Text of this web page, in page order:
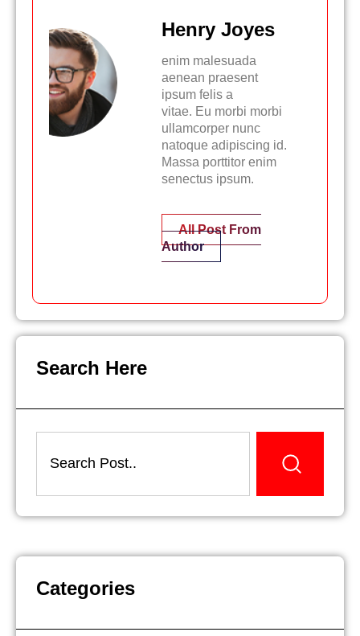
enim malesuada
aenean praesent
ipsum felis a
vitae. Eu morbi morbi
ullamcorper nunc
natoque adipiscing id.
Massa porttitor enim
senectus ipsum.
All Post From
Author
Henry Joyes
Search Here
Categories